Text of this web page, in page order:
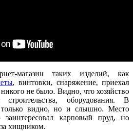
магазин таких изделий, как
, винтовки, снаряжение, приехал
не было. Видно, что хозяйство
оборудования. В
только видно, но и слышно. Место
карповый пруд, но
хищником.